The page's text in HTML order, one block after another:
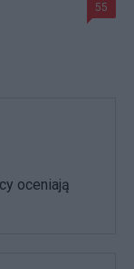
55
oceniają